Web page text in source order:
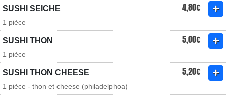
SUSHI SEICHE 4,80€
1 pièce
SUSHI THON 5,00€
1 pièce
SUSHI THON CHEESE 5,20€
1 pièce - thon et cheese (philadelphoa)